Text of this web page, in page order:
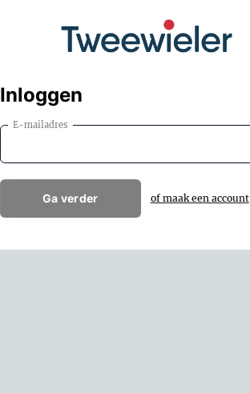
Inloggen
E-mailadres
Ga verder of maak een account